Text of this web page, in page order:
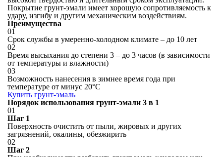
Покрытие грунт-эмали имеет хорошую сопротивляемость к
удару, изгибу и другим механическим воздействиям.
Преимущества
01
Срок службы в умеренно-холодном климате – до 10 лет
02
Время высыхания до степени 3 – до 3 часов (в зависимости
от температуры и влажности)
03
Возможность нанесения в зимнее время года при
температуре от минус 20°С
Купить грунт-эмаль
Порядок использования грунт-эмали 3 в 1
01
Шаг 1
Поверхность очистить от пыли, жировых и других
загрязнений, окалины, обезжирить
02
Шаг 2